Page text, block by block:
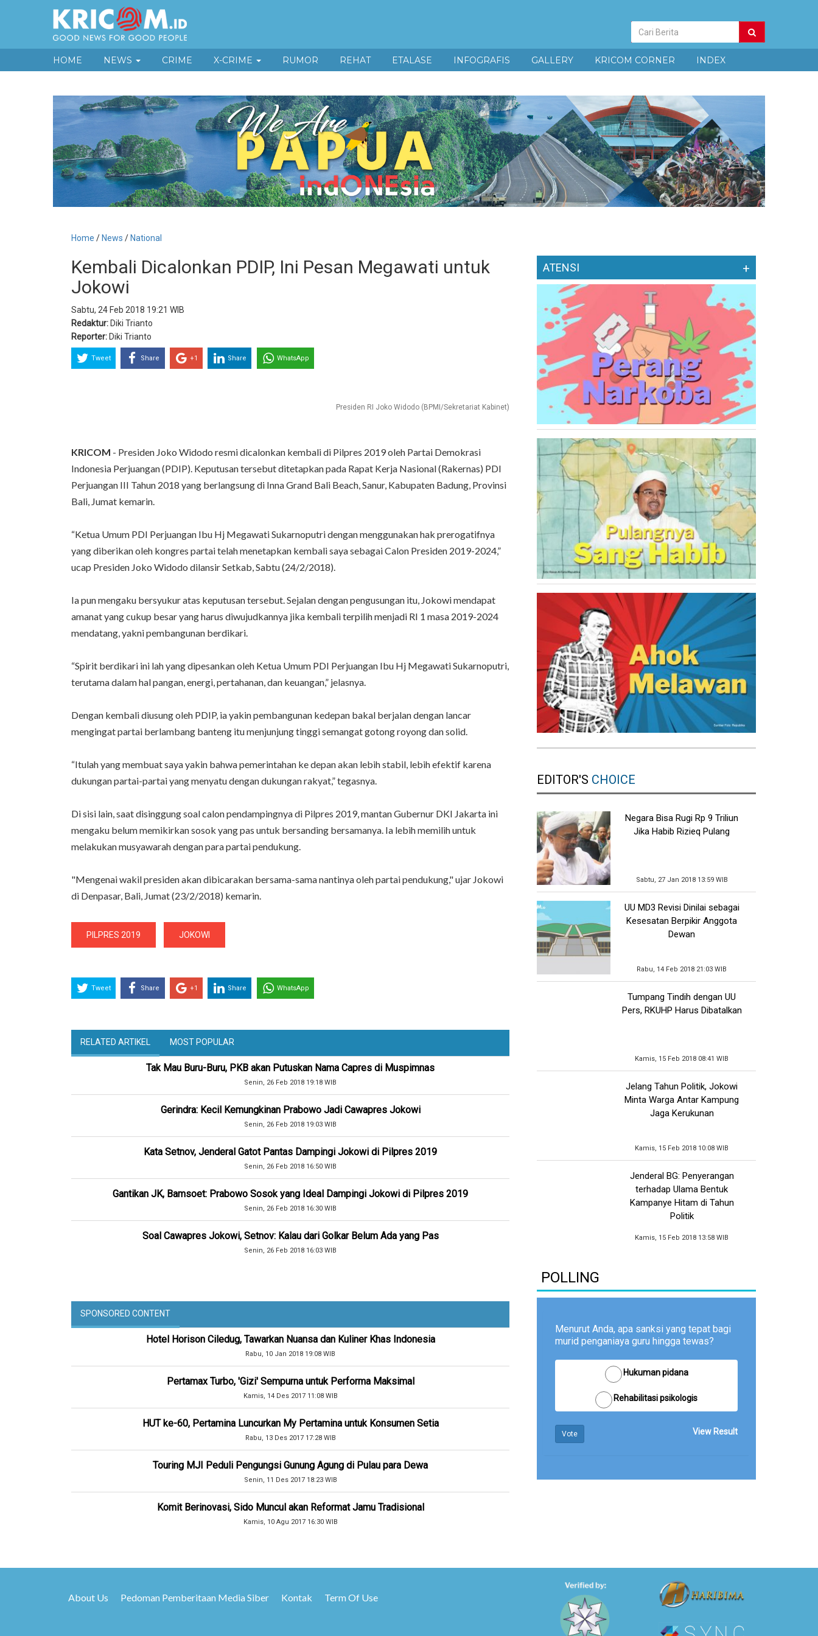
Pencarian
Berita
HOME NEWS CRIME X-CRIME RUMOR REHAT ETALASE INFOGRAFIS GALLERY KRICOM CORNER INDEX
Home / News / National
Kembali Dicalonkan PDIP, Ini Pesan Megawati untuk
Jokowi
Sabtu, 24 Feb 2018 19:21 WIB
Redaktur: Diki Trianto
Reporter: Diki Trianto
Tweet Share +1 Share WhatsApp
Presiden RI Joko Widodo (BPMI/Sekretariat Kabinet)
KRICOM - Presiden Joko Widodo resmi dicalonkan kembali di Pilpres 2019 oleh Partai Demokrasi
Indonesia Perjuangan (PDIP). Keputusan tersebut ditetapkan pada Rapat Kerja Nasional (Rakernas) PDI
Perjuangan III Tahun 2018 yang berlangsung di Inna Grand Bali Beach, Sanur, Kabupaten Badung, Provinsi
Bali, Jumat kemarin.
“Ketua Umum PDI Perjuangan Ibu Hj Megawati Sukarnoputri dengan menggunakan hak prerogatifnya
yang diberikan oleh kongres partai telah menetapkan kembali saya sebagai Calon Presiden 2019-2024,”
ucap Presiden Joko Widodo dilansir Setkab, Sabtu (24/2/2018).
Ia pun mengaku bersyukur atas keputusan tersebut. Sejalan dengan pengusungan itu, Jokowi mendapat
amanat yang cukup besar yang harus diwujudkannya jika kembali terpilih menjadi RI 1 masa 2019-2024
mendatang, yakni pembangunan berdikari.
“Spirit berdikari ini lah yang dipesankan oleh Ketua Umum PDI Perjuangan Ibu Hj Megawati Sukarnoputri,
terutama dalam hal pangan, energi, pertahanan, dan keuangan,” jelasnya.
Dengan kembali diusung oleh PDIP, ia yakin pembangunan kedepan bakal berjalan dengan lancar
mengingat partai berlambang banteng itu menjunjung tinggi semangat gotong royong dan solid.
“Itulah yang membuat saya yakin bahwa pemerintahan ke depan akan lebih stabil, lebih efektif karena
dukungan partai-partai yang menyatu dengan dukungan rakyat,” tegasnya.
Di sisi lain, saat disinggung soal calon pendampingnya di Pilpres 2019, mantan Gubernur DKI Jakarta ini
mengaku belum memikirkan sosok yang pas untuk bersanding bersamanya. Ia lebih memilih untuk
melakukan musyawarah dengan para partai pendukung.
"Mengenai wakil presiden akan dibicarakan bersama-sama nantinya oleh partai pendukung," ujar Jokowi
di Denpasar, Bali, Jumat (23/2/2018) kemarin.
PILPRES 2019 JOKOWI
Tweet Share +1 Share WhatsApp
RELATED ARTIKEL MOST POPULAR
Tak Mau Buru-Buru, PKB akan Putuskan Nama Capres di Muspimnas
Senin, 26 Feb 2018 19:18 WIB
Gerindra: Kecil Kemungkinan Prabowo Jadi Cawapres Jokowi
Senin, 26 Feb 2018 19:03 WIB
Kata Setnov, Jenderal Gatot Pantas Dampingi Jokowi di Pilpres 2019
Senin, 26 Feb 2018 16:50 WIB
Gantikan JK, Bamsoet: Prabowo Sosok yang Ideal Dampingi Jokowi di Pilpres 2019
Senin, 26 Feb 2018 16:30 WIB
Soal Cawapres Jokowi, Setnov: Kalau dari Golkar Belum Ada yang Pas
Senin, 26 Feb 2018 16:03 WIB
SPONSORED CONTENT
Hotel Horison Ciledug, Tawarkan Nuansa dan Kuliner Khas Indonesia
Rabu, 10 Jan 2018 19:08 WIB
Pertamax Turbo, 'Gizi' Sempurna untuk Performa Maksimal
Kamis, 14 Des 2017 11:08 WIB
HUT ke-60, Pertamina Luncurkan My Pertamina untuk Konsumen Setia
Rabu, 13 Des 2017 17:28 WIB
Touring MJI Peduli Pengungsi Gunung Agung di Pulau para Dewa
Senin, 11 Des 2017 18:23 WIB
Komit Berinovasi, Sido Muncul akan Reformat Jamu Tradisional
Kamis, 10 Agu 2017 16:30 WIB
ATENSI +
EDITOR'S CHOICE
Negara Bisa Rugi Rp 9 Triliun
Jika Habib Rizieq Pulang
Sabtu, 27 Jan 2018 13:59 WIB
UU MD3 Revisi Dinilai sebagai
Kesesatan Berpikir Anggota
Dewan
Rabu, 14 Feb 2018 21:03 WIB
Tumpang Tindih dengan UU
Pers, RKUHP Harus Dibatalkan
Kamis, 15 Feb 2018 08:41 WIB
Jelang Tahun Politik, Jokowi
Minta Warga Antar Kampung
Jaga Kerukunan
Kamis, 15 Feb 2018 10:08 WIB
Jenderal BG: Penyerangan
terhadap Ulama Bentuk
Kampanye Hitam di Tahun
Politik
Kamis, 15 Feb 2018 13:58 WIB
POLLING
Menurut Anda, apa sanksi yang tepat bagi
murid penganiaya guru hingga tewas?
Hukuman pidana
Rehabilitasi psikologis
Vote View Result
About Us Pedoman Pemberitaan Media Siber Kontak Term Of Use